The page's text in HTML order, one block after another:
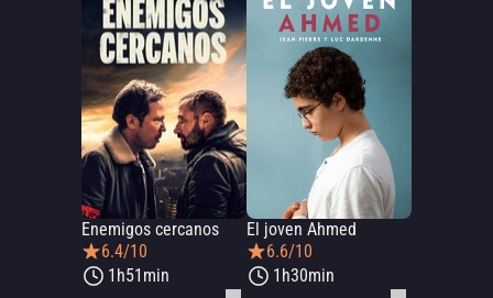
Enemigos cercanos
6.4/10
1h51min
El joven Ahmed
6.6/10
1h30min